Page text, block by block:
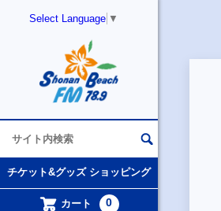
Select Language ▼
チケット&グッズ ショッピング
カート 0